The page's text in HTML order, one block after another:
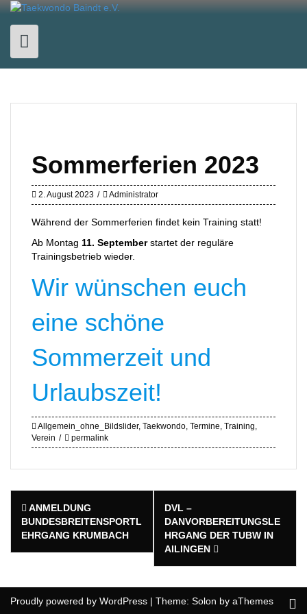
Skip
content
Sommerferien 2023
2. August 2023 Administrator
Während der Sommerferien findet kein Training statt!
Ab Montag 11. Septemberstartet der reguläre
Trainingsbetrieb wieder.
Wir wünschen euch
eine schöne
Sommerzeit und
Urlaubszeit!
Allgemein_ohne_Bildslider, Taekwondo, Termine, Training,
Verein
permalink
Post
navigation
ANMELDUNG
BUNDESBREITENSPORTL
EHRGANG KRUMBACH
DVL –
DANVORBEREITUNGSLE
HRGANG DER TUBW IN
AILINGEN
Proudly powered by WordPress | Theme: Solon by aThemes